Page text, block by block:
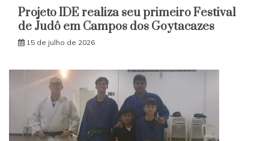
Projeto IDE realiza seu primeiro Festival
de Judô em Campos dos Goytacazes
15 de julho de 2026